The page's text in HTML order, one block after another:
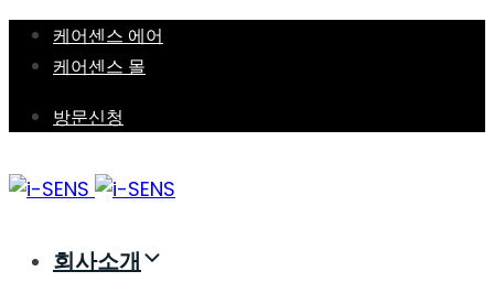
Skip
links
Skip
navigation
to
케어센스 에어
케어센스 몰
방문신청
회사소개